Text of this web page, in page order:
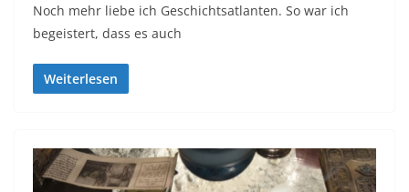
Noch mehr liebe ich Geschichtsatlanten. So war ich
begeistert, dass es auch
Weiterlesen